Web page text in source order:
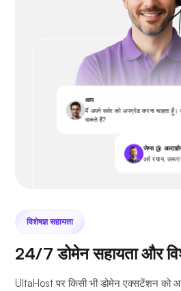
आप
मैं अपने सर्वर को अपग्रेड करना चाहता
सकते हैं?
जेम्स @
अरे रयान,
विशेषज्ञ सहायता
24/7 डोमेन सहायता और
UltaHost पर किसी भी डोमेन एक्सटेंशन को